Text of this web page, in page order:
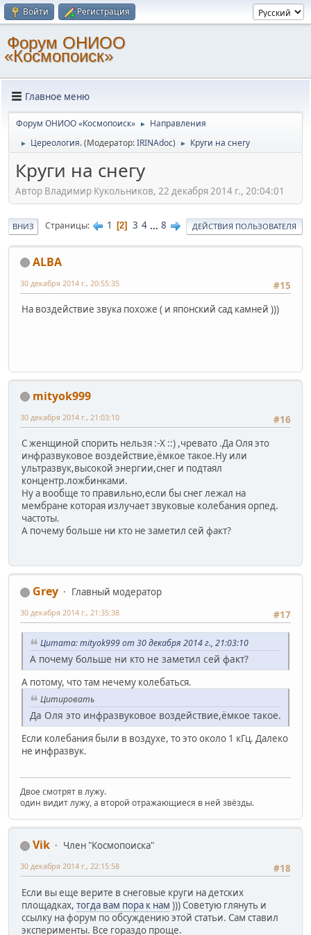
Войти Регистрация
Форум ОНИОО
«Космопоиск»
Главное меню
Форум ОНИОО «Космопоиск» ► Направления
► Цереология.(Модератор:IRINAdoc) ► Круги на снегу
Круги на снегу
Автор Владимир Кукольников, 22 декабря 2014 г., 20:04:01
ВНИЗ Страницы 1 2 3 4 ... 8 ДЕЙСТВИЯ ПОЛЬЗОВАТЕЛЯ
ALBA
#15
30 декабря 2014 г., 20:55:35
На воздействие звука похоже ( и японский сад камней )))
mityok999
#16
30 декабря 2014 г., 21:03:10
С женщиной спорить нельзя :-X ::) ,чревато .Да Оля это
инфразвуковое воздействие,ёмкое такое.Ну или
ультразвук,высокой энергии,снег и подтаял
концентр.ложбинками.
Ну а вообще то правильно,если бы снег лежал на
мембране которая излучает звуковые колебания орпед.
частоты.
А почему больше ни кто не заметил сей факт?
Grey
Главный модератор
#17
30 декабря 2014 г., 21:35:38
Цитата: mityok999 от 30 декабря 2014 г., 21:03:10
А почему больше ни кто не заметил сей факт?
А потому, что там нечему колебаться.
Цитировать
Да Оля это инфразвуковое воздействие,ёмкое такое.
Если колебания были в воздухе, то это около 1 кГц. Далеко
не инфразвук.
Двое смотрят в лужу.
один видит лужу, а второй отражающиеся в ней звёзды.
Vik
Член "Космопоиска"
#18
30 декабря 2014 г., 22:15:58
Если вы еще верите в снеговые круги на детских
площадках, тогда вам пора к нам ))) Советую глянуть и
ссылку на форум по обсуждению этой статьи. Сам ставил
эксперименты. Все гораздо проще.